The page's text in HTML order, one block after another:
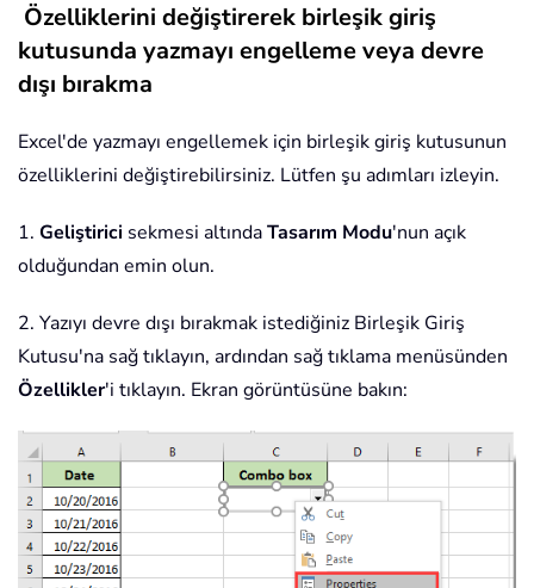
Özelliklerini değiştirerek birleşik giriş
kutusunda yazmayı engelleme veya devre
dışı bırakma
Excel'de yazmayı engellemek için birleşik giriş kutusunun
özelliklerini değiştirebilirsiniz. Lütfen şu adımları izleyin.
1. Geliştirici sekmesi altındaTasarım Modu'nun açık
olduğundan emin olun.
2. Yazıyı devre dışı bırakmak istediğiniz Birleşik Giriş
Kutusu'na sağ tıklayın, ardından sağ tıklama menüsünden
Özellikler'i tıklayın. Ekran görüntüsüne bakın: